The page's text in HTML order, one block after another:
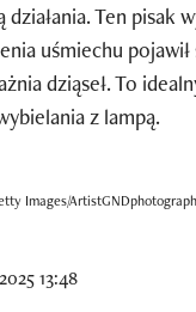
Ten pisak
uśmiechu
dziąseł. To
z lampą.
Images/
13:48